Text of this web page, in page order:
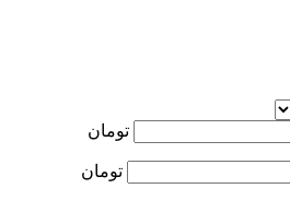
تومان
تومان